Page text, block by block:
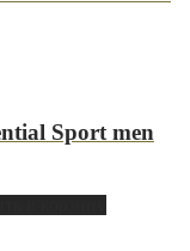
Sport men